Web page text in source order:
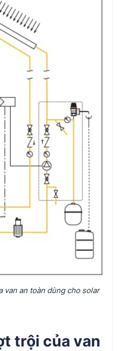
van an toàn dùng cho solar
trội của van